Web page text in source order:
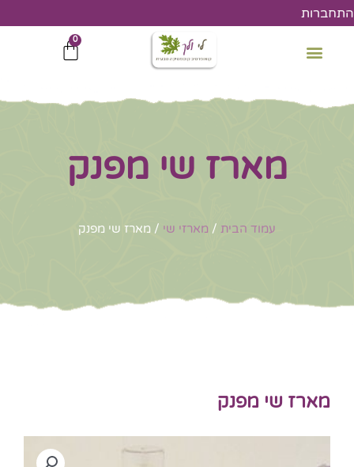
דילוג
לתוכן
התחברות
0
עגלת
מארז שי מפנק
עמוד הבית / מארזי שי / מארז שי מפנק
מארז שי מפנק